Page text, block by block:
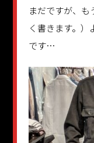
まだですが、
く書きます。
です…
更新日：